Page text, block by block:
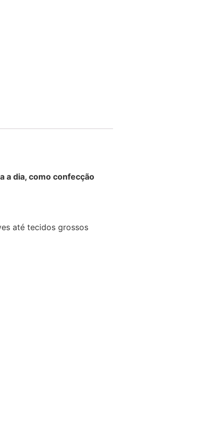
a dia, como confecção
até tecidos grossos